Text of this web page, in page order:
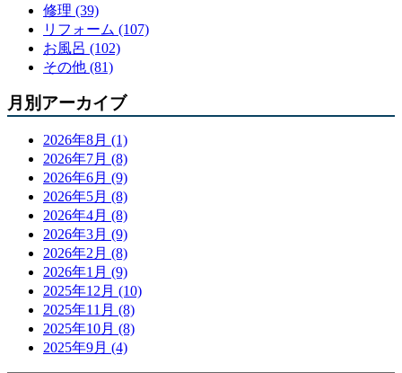
修理 (39)
リフォーム (107)
お風呂 (102)
その他 (81)
月別アーカイブ
2026年8月 (1)
2026年7月 (8)
2026年6月 (9)
2026年5月 (8)
2026年4月 (8)
2026年3月 (9)
2026年2月 (8)
2026年1月 (9)
2025年12月 (10)
2025年11月 (8)
2025年10月 (8)
2025年9月 (4)